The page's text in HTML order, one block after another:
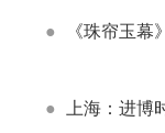
● 《珠帘玉
● 上海：进博